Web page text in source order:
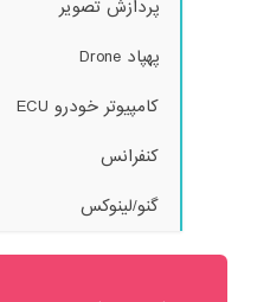
پردازش تصویر
پهپاد Drone
کامپیوتر خودرو ECU
کنفرانس
گنو/لینوکس